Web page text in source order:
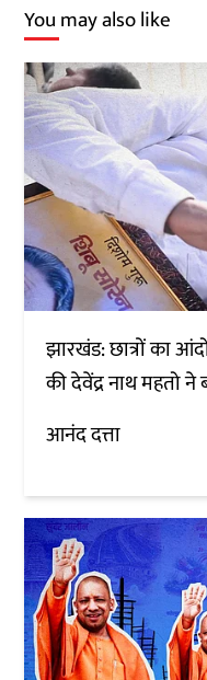
You may also like
झारखंड: छात्रों का
की देवेंद्र नाथ महतो ने
आनंद दत्ता